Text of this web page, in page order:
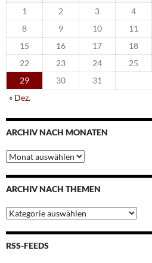
1
2 3 4
8
9 10 11
15
16 17 18
22
23 24 25
29
30
31
« Dez.
ARCHIV NACH MONATEN
Archiv
nach
Monaten
ARCHIV NACH THEMEN
Archiv
nach
Themen
RSS-FEEDS